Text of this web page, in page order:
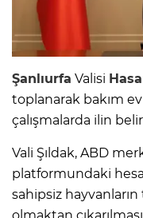
Şanlıurfa Valisi
toplanarak bakım
çalışmalarda ilin
Vali Şıldak, ABD
platformundaki
sahipsiz